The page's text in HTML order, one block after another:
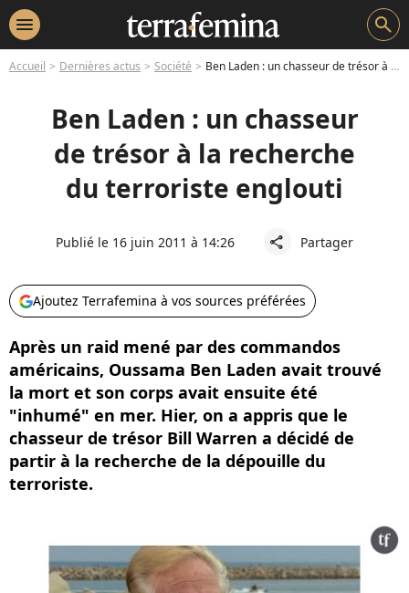
menu search
Accueil Dernières actus Société Ben Laden : un chasseur de trésor à la recherche du terroriste englouti
Ben Laden : un chasseur
de trésor à la recherche
du terroriste englouti
Publié le 16 juin 2011 à 14:26 share Partager
Ajoutez Terrafemina à vos sources préférées
Après un raid mené par des commandos
américains, Oussama Ben Laden avait trouvé
la mort et son corps avait ensuite été
"inhumé" en mer. Hier, on a appris que le
chasseur de trésor Bill Warren a décidé de
partir à la recherche de la dépouille du
terroriste.